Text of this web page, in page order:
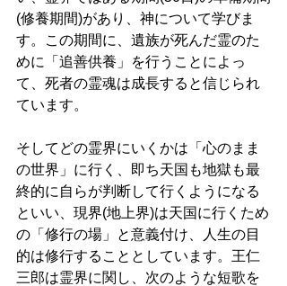
(修養期間)があり、神について学びま
す。この期間に、遺族が死んだ霊のた
めに「追善供養」を行うことによっ
て、死者の霊魂は成長すると信じられ
ています。
そしてどの霊界にいくかは「心のまま
の世界」に行く、即ち天国も地獄も最
終的に自らが判断して行くようになる
といい、現界(地上界)は天国に行くため
の「修行の場」と意義付け、人生の目
的は修行することとしています。王仁
三郎は霊界に関し、次のような短歌を